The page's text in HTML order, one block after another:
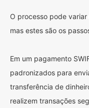
O processo pode
mas estes são os
Em um pagamento
padronizados para
transferência de
realizem transações